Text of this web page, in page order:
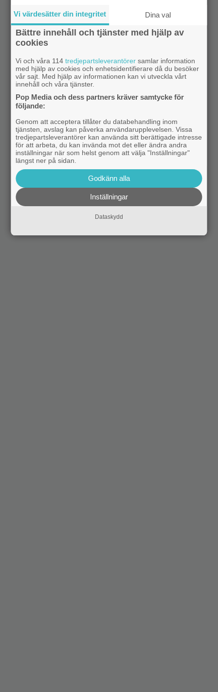
Vi värdesätter din integritet Dina val
Bättre innehåll och tjänster med hjälp av
cookies
Vi och våra 114tredjepartsleverantörer samlar information
med hjälp av cookies och enhetsidentifierare då du besöker
vår sajt. Med hjälp av informationen kan vi utveckla vårt
innehåll och våra tjänster.
Pop Media och dess partners kräver samtycke för
följande:
Genom att acceptera tillåter du databehandling inom
tjänsten, avslag kan påverka användarupplevelsen. Vissa
tredjepartsleverantörer kan använda sitt berättigade intresse
för att arbeta, du kan invända mot det eller ändra andra
inställningar när som helst genom att välja "Inställningar"
längst ner på sidan.
Godkänn alla
Inställningar
Dataskydd